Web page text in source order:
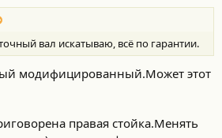
вал искатываю, всё по гарантии.
модифицированный.Может этот
правая стойка.Менять